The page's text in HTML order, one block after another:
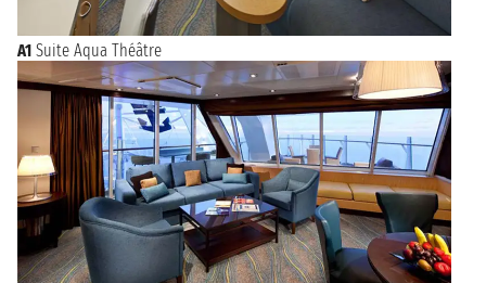
A1 Suite Aqua Théâtre